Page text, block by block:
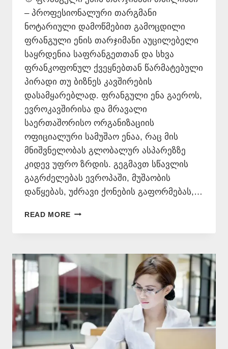
– პროფესიონალური თარგმანი
ნოტარიული დამოწმებით გამოცდილი
ფრანგული ენის თარჯიმანი აუცილებელი
საყრდენია საფრანგეთთან და სხვა
ფრანკოფონულ ქვეყნებთან წარმატებული
პირადი თუ ბიზნეს კავშირების
დასამყარებლად. ფრანგული ენა გაეროს,
ევროკავშირისა და მრავალი
საერთაშორისო ორგანიზაციის
ოფიციალური სამუშაო ენაა, რაც მის
მნიშვნელობას გლობალურ ასპარეზზე
კიდევ უფრო ზრდის. გეგმავთ სწავლის
გაგრძელებას ევროპაში, მუშაობის
დაწყებას, უძრავი ქონების გაფორმებას,…
READ MORE ᲤᲠᲐᲜᲒᲣᲚᲘ
ᲗᲐᲠᲯᲘᲛᲐᲜᲘ
577
546
577